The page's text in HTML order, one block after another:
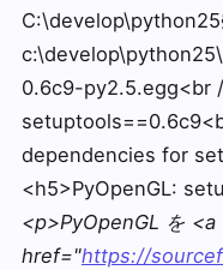
0.6c9-py2.5.egg<br
dependencies for
<h5>PyOpenGL:
<p>PyOpenGL を <a
href="https://